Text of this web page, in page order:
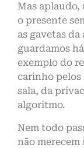
Mas aplaudo,
o presente
as gavetas
guardamos
exemplo do
carinho pelos
sala, da
algoritmo.
Nem todo
não merecem